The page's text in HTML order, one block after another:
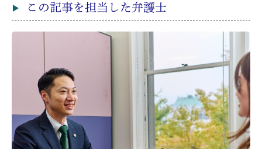
この記事を担当した弁護士